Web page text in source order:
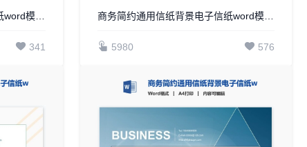
商务简约通用信纸背景电子信纸word模板WPS(20)
341
商务简约通用信纸背景电子信纸word模板WPS(6)
5980 576